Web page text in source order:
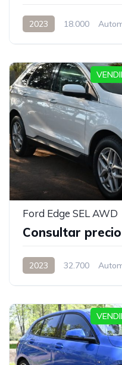
2023 18.000
Ford Edge SEL AWD
Consultar precio
2023 32.700